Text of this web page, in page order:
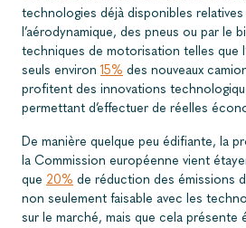
technologies déjà disponibles relatives
l’aérodynamique, des pneus ou par le
techniques de motorisation telles que
seuls environ15% des nouveaux
profitent des innovations
permettant d’effectuer de réelles
De manière quelque peu édifiante, la
la Commission européenne vient
que 20% de réduction des émissions
non seulement faisable avec les
sur le marché, mais que cela présente